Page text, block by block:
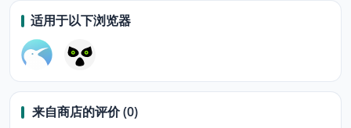
适用于以下浏览器
来自商店的评价 (0)